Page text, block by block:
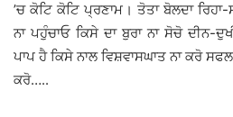
’ਚ ਕੋਟਿ ਕੋਟਿ ਪ੍ਰਣਾਮ। ਤੋਤਾ ਬੋਲਦਾ
ਨਾ ਪਹੁੰਚਾਓ ਕਿਸੇ ਦਾ ਬੁਰਾ ਨਾ ਸੋਚੋ
ਪਾਪ ਹੈ ਕਿਸੇ ਨਾਲ ਵਿਸ਼ਵਾਸਘਾਤ ਨਾ ਕਰੋ
ਕਰੋ…..